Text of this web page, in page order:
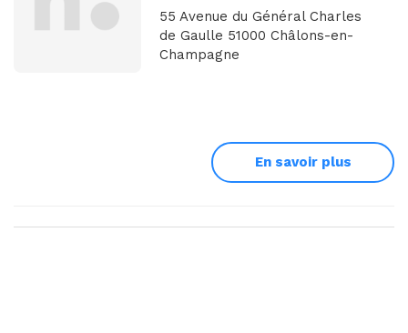
55 Avenue du Général Charles
de Gaulle 51000 Châlons-en-
Champagne
En savoir plus